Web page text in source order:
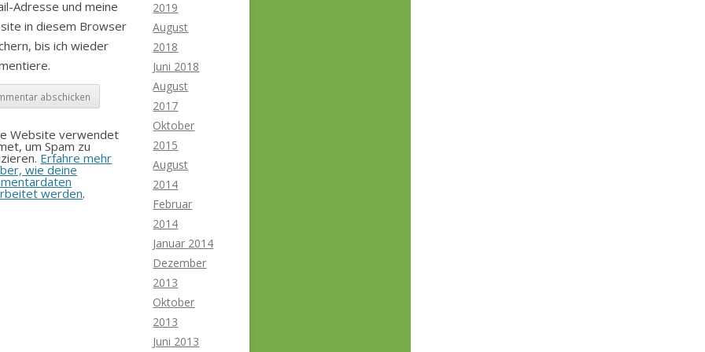
Adresse und meine
in diesem Browser
bis ich wieder
Website verwendet
um Spam zu
Erfahre mehr
wie deine
werden.
2019
August
2018
Juni 2018
August
2017
Oktober
2015
August
2014
Februar
2014
Januar 2014
Dezember
2013
Oktober
2013
Juni 2013